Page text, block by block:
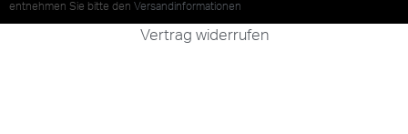
entnehmen Sie bitte den Versandinformationen
Vertrag widerrufen